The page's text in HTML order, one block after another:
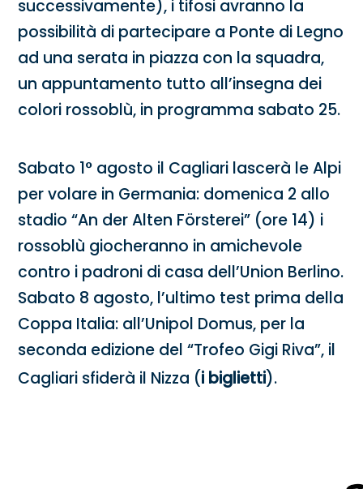
successivamente), i tifosi avranno la
possibilità di partecipare a Ponte di Legno
ad una serata in piazza con la squadra,
un appuntamento tutto all’insegna dei
colori rossoblù, in programma sabato 25.
Sabato 1° agosto il Cagliari lascerà le Alpi
per volare in Germania: domenica 2 allo
stadio “An der Alten Försterei” (ore 14) i
rossoblù giocheranno in amichevole
contro i padroni di casa dell’Union Berlino.
Sabato 8 agosto, l’ultimo test prima della
Coppa Italia: all’Unipol Domus, per la
seconda edizione del “Trofeo Gigi Riva”, il
Cagliari sfiderà il Nizza (i biglietti).